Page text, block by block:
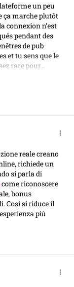
un peu
ça marche plutôt
connexion n’est
pendant des
de pub
et tu sens que le
rare pour…
reale creano
richiede un
si parla di
come riconoscere
bonus
Così si riduce il
più